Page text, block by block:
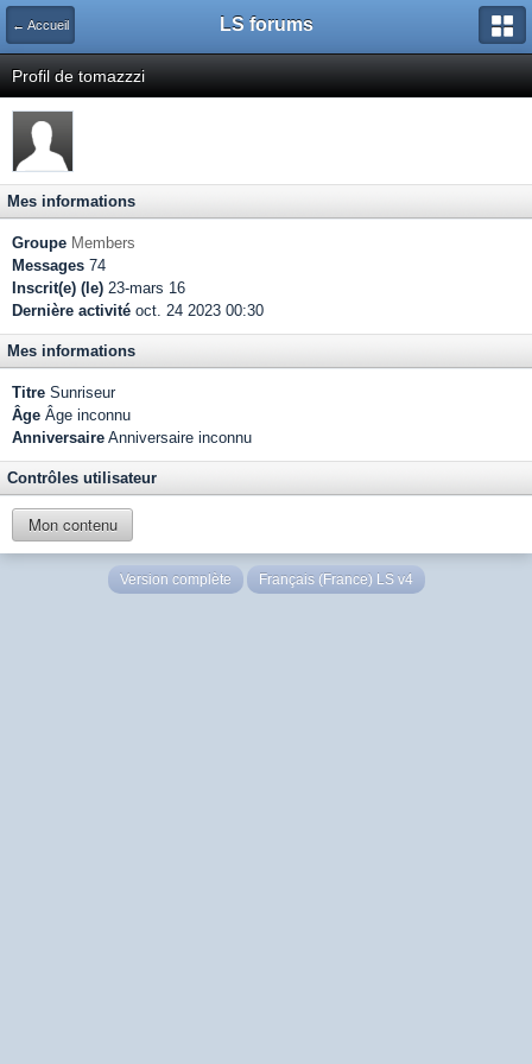
← Accueil LS forums
Profil de tomazzzi
Mes informations
Groupe Members
Messages 74
Inscrit(e) (le) 23-mars 16
Dernière activité oct. 24 2023 00:30
Mes informations
Titre Sunriseur
Âge Âge inconnu
Anniversaire Anniversaire inconnu
Contrôles utilisateur
Mon contenu
Version complète Français (France) LS v4